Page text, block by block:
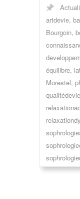
artdevie,
Bourgoin,
équilibre,
Morestel,
qualitédevie